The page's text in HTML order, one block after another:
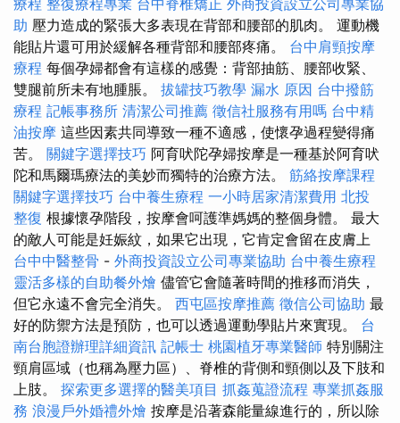
療程 整復療程專業 台中脊椎矯正 外商投資設立公司專業協
助 壓力造成的緊張大多表現在背部和腰部的肌肉。 運動機
能貼片還可用於緩解各種背部和腰部疼痛。 台中肩頸按摩
療程 每個孕婦都會有這樣的感覺：背部抽筋、腰部收緊、
雙腿前所未有地腫脹。 拔罐技巧教學 漏水 原因 台中撥筋
療程 記帳事務所 清潔公司推薦 徵信社服務有用嗎 台中精
油按摩 這些因素共同導致一種不適感，使懷孕過程變得痛
苦。 關鍵字選擇技巧 阿育吠陀孕婦按摩是一種基於阿育吠
陀和馬爾瑪療法的美妙而獨特的治療方法。 筋絡按摩課程
關鍵字選擇技巧 台中養生療程 一小時居家清潔費用 北投
整復 根據懷孕階段，按摩會呵護準媽媽的整個身體。 最大
的敵人可能是妊娠紋，如果它出現，它肯定會留在皮膚上
台中中醫整骨 - 外商投資設立公司專業協助 台中養生療程
靈活多樣的自助餐外燴 儘管它會隨著時間的推移而消失，
但它永遠不會完全消失。 西屯區按摩推薦 徵信公司協助 最
好的防禦方法是預防，也可以透過運動學貼片來實現。 台
南台胞證辦理詳細資訊 記帳士 桃園植牙專業醫師 特別關注
頸肩區域（也稱為壓力區）、脊椎的背側和頸側以及下肢和
上肢。 探索更多選擇的醫美項目 抓姦蒐證流程 專業抓姦服
務 浪漫戶外婚禮外燴 按摩是沿著森能量線進行的，所以除